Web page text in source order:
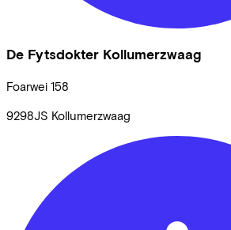
De Fytsdokter Kollumerzwaag
Foarwei 158
9298JS Kollumerzwaag